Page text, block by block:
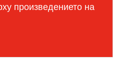
произведението на